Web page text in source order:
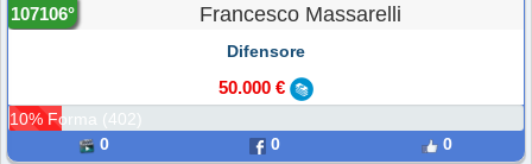
Francesco Massarelli
107106°
Difensore
50.000 €
10% Forma (402)
0
0 0